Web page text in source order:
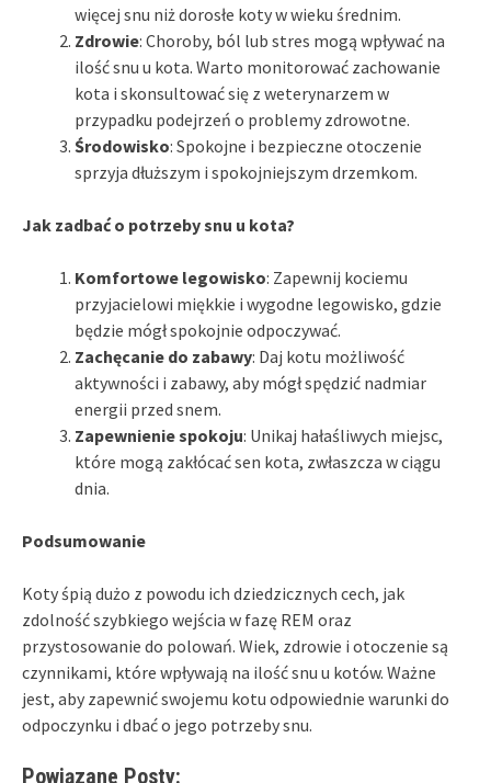
więcej snu niż dorosłe koty w wieku średnim.
Zdrowie: Choroby, ból lub stres mogą wpływać na
ilość snu u kota. Warto monitorować zachowanie
kota i skonsultować się z weterynarzem w
przypadku podejrzeń o problemy zdrowotne.
Środowisko: Spokojne i bezpieczne otoczenie
sprzyja dłuższym i spokojniejszym drzemkom.
Jak zadbać o potrzeby snu u kota?
Komfortowe legowisko: Zapewnij kociemu
przyjacielowi miękkie i wygodne legowisko, gdzie
będzie mógł spokojnie odpoczywać.
Zachęcanie do zabawy: Daj kotu możliwość
aktywności i zabawy, aby mógł spędzić nadmiar
energii przed snem.
Zapewnienie spokoju: Unikaj hałaśliwych miejsc,
które mogą zakłócać sen kota, zwłaszcza w ciągu
dnia.
Podsumowanie
Koty śpią dużo z powodu ich dziedzicznych cech, jak
zdolność szybkiego wejścia w fazę REM oraz
przystosowanie do polowań. Wiek, zdrowie i otoczenie są
czynnikami, które wpływają na ilość snu u kotów. Ważne
jest, aby zapewnić swojemu kotu odpowiednie warunki do
odpoczynku i dbać o jego potrzeby snu.
Powiązane Posty: